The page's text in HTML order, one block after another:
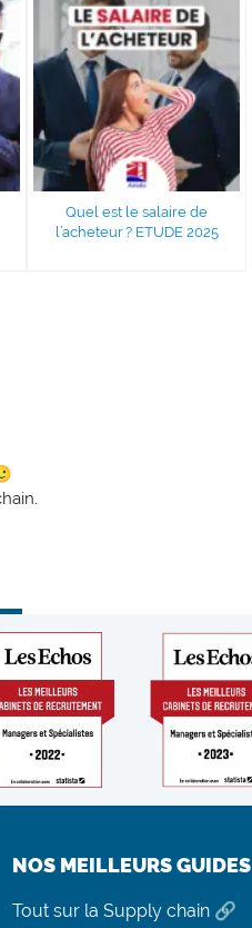
Quel est le salaire de
l’acheteur ? ETUDE 2025
NOS MEILLEURS GUIDES
Tout sur la Supply chain 🔗